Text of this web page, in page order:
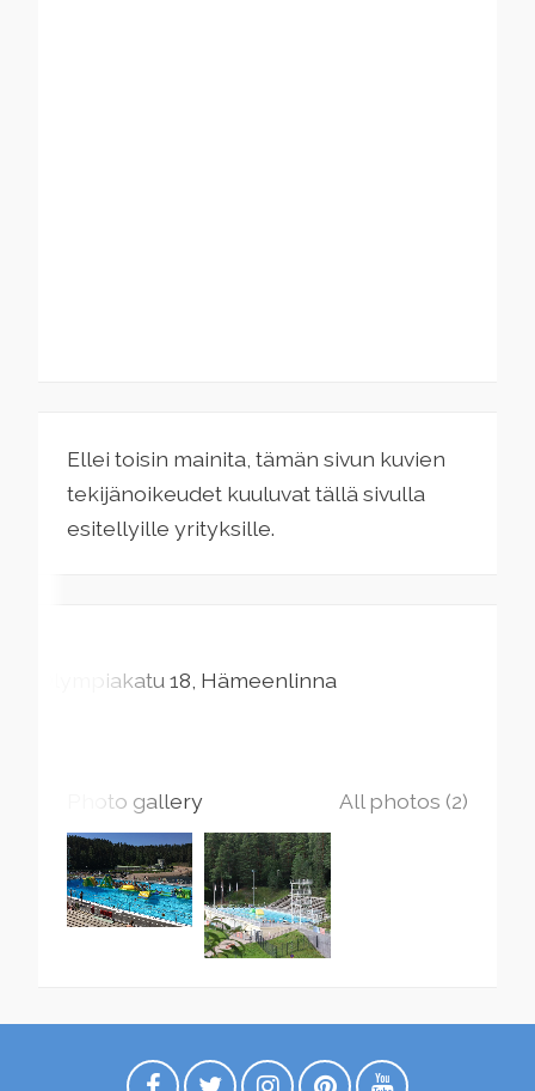
Ellei toisin mainita, tämän sivun kuvien
tekijänoikeudet kuuluvat tällä sivulla
esitellyille yrityksille.
Olympiakatu 18 Hämeenlinna
Photo gallery All photos (2)